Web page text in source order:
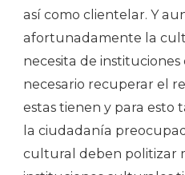
así como clientelar. Y
afortunadamente la
necesita de instituciones
necesario recuperar el
estas tienen y para esto
la ciudadanía
cultural deben politizar